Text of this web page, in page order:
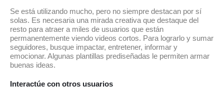
Se está utilizando mucho, pero no siempre destacan por sí
solas. Es necesaria una mirada creativa que destaque del
resto para atraer a miles de usuarios que están
permanentemente viendo videos cortos. Para lograrlo y sumar
seguidores, busque impactar, entretener, informar y
emocionar. Algunas plantillas prediseñadas le permiten armar
buenas ideas.
Interactúe con otros usuarios